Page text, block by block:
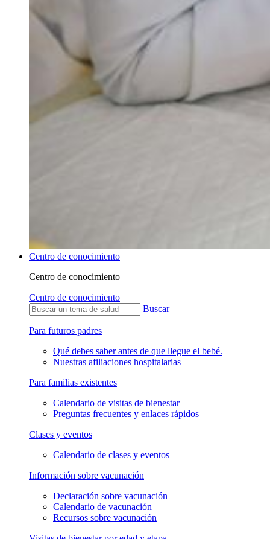
Centro de conocimiento
Centro de conocimiento
Centro de conocimiento
Buscar
Para futuros padres
Qué debes saber antes de que llegue el bebé.
Nuestras afiliaciones hospitalarias
Para familias existentes
Calendario de visitas de bienestar
Preguntas frecuentes y enlaces rápidos
Clases y eventos
Calendario de clases y eventos
Información sobre vacunación
Declaración sobre vacunación
Calendario de vacunación
Recursos sobre vacunación